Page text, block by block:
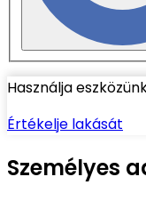
Használja
Értékelje lakását
Személyes